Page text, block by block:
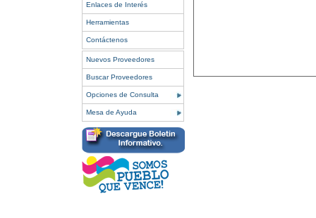
Enlaces de Interés
Herramientas
Contáctenos
Nuevos Proveedores
Buscar Proveedores
Opciones de Consulta
Mesa de Ayuda